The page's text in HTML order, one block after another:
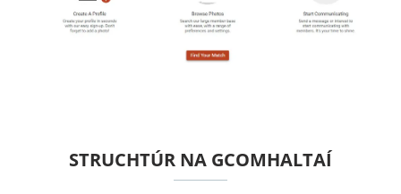
STRUCHTÚR NA GCOMHALTAÍ